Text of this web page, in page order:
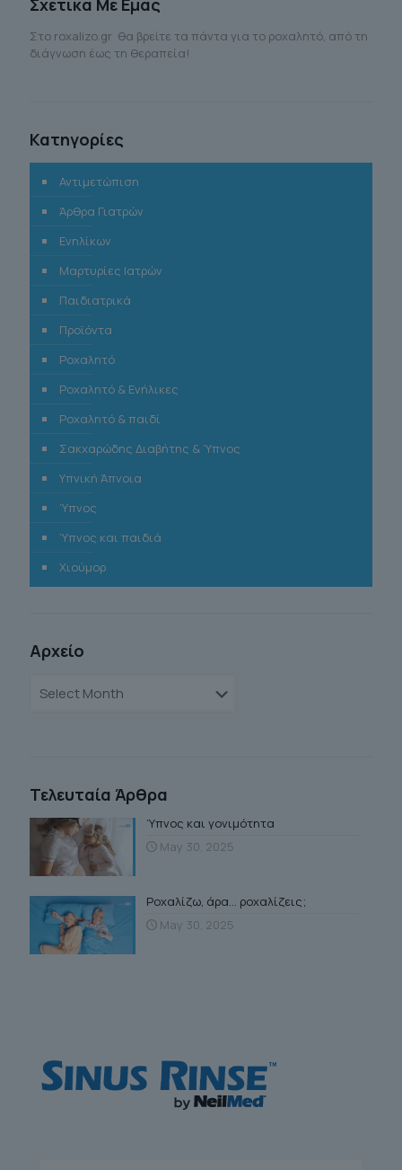
Στο roxalizo.gr θα βρείτε τα πάντα για το ροχαλητό, από τη
διάγνωση έως τη θεραπεία!
Κατηγορίες
Αντιμετώπιση
Άρθρα Γιατρών
Ενηλίκων
Μαρτυρίες Ιατρών
Παιδιατρικά
Προϊόντα
Ροχαλητό
Ροχαλητό & Ενήλικες
Ροχαλητό & παιδί
Σακχαρώδης Διαβήτης & Ύπνος
Υπνική Άπνοια
Ύπνος
Ύπνος και παιδιά
Χιούμορ
Αρχείο
Τελευταία Άρθρα
Ύπνος και γονιμότητα
May 30, 2025
Ροχαλίζω, άρα… ροχαλίζεις;
May 30, 2025